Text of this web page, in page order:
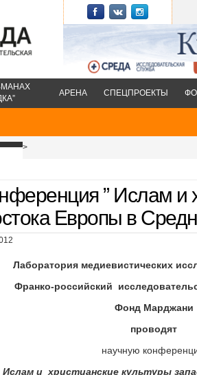
АРЕНА СПЕЦПРОЕКТЫ
>
” Ислам и
Европы в
Лаборатория медиевистических
Франко-российский
Фонд Марджани
проводят
научную
Ислам и христианские культуры